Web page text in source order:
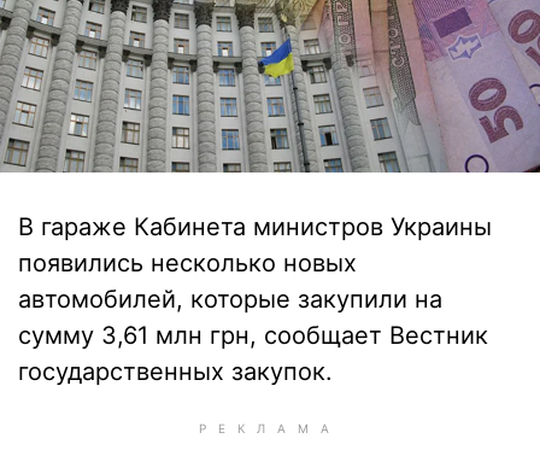
В гараже Кабинета министров Украины
появились несколько новых
автомобилей, которые закупили на
сумму 3,61 млн грн, сообщает Вестник
государственных закупок.